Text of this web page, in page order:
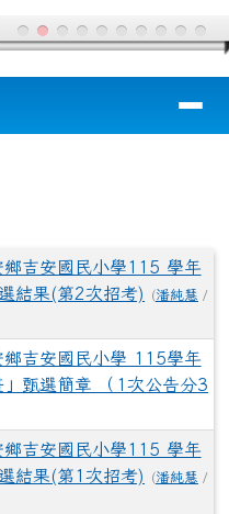
鄉吉安國民小學115 學年
結果(第2次招考)
(潘純慧 /
鄉吉安國民小學 115學年
甄選簡章 （1次公告分3
鄉吉安國民小學115 學年
結果(第1次招考)
(潘純慧 /